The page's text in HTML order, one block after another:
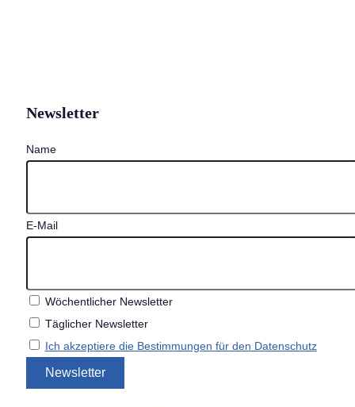
Newsletter
Name
E-Mail
Wöchentlicher Newsletter
Täglicher Newsletter
Ich akzeptiere die Bestimmungen für den Datenschutz